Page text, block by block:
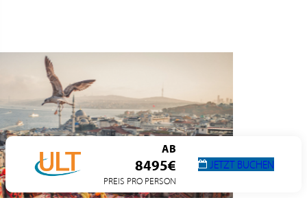
AB
8495€
PREIS PRO PERSON
JETZT BUCHEN